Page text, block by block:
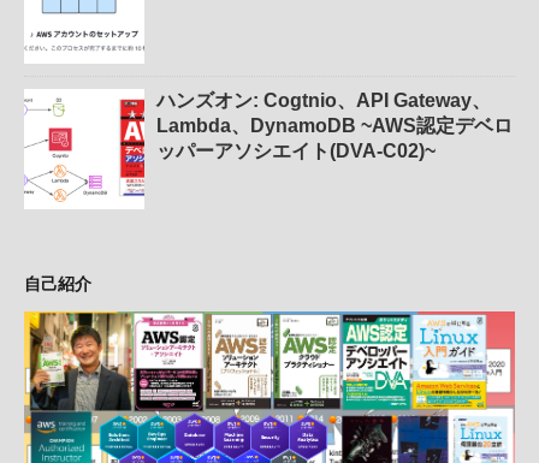
ハンズオン: Cogtnio、API Gateway、
Lambda、DynamoDB ~AWS認定デベロ
ッパーアソシエイト(DVA-C02)~
自己紹介